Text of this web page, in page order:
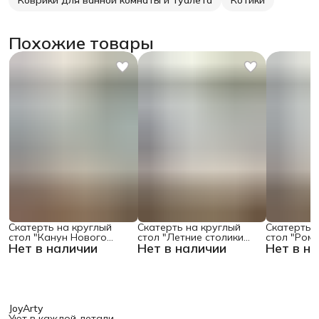
Похожие товары
Нет в наличии
Скатерть на круглый
стол "Канун Нового
Года", 150х150 , серия Нет в наличии
Скатерть на круглый
стол "Летние столики
кафе", 150х150 Нет в
Скатерть
стол
поляне",
JoyArty